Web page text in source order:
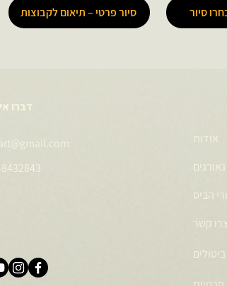
סיור פרטי – תיאום לקבוצות סיור
דברו
אודות
הביס
צרו קשר